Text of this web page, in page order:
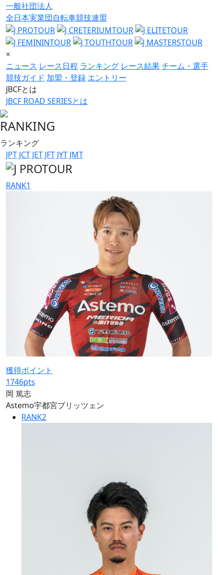
一般社団法人
全日本実業団自転車競技連盟
×
ニュース レース日程 ランキング レース結果チーム・選手
競技ガイド 加盟・登録 エントリー
JBCFとは
JBCF ROAD SERIESとは
RANKING
ランキング
JPT JCT JET JFT JYT JMT
RANK1
獲得ポイント
1746pts
岡 篤志
Astemo宇都宮ブリッツェン
RANK2